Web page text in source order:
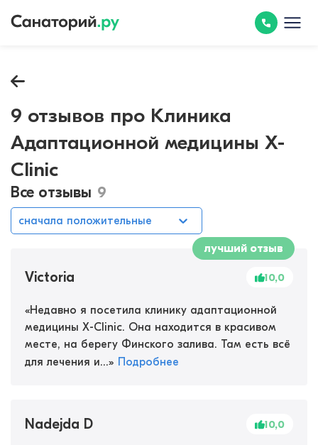
9 отзывов про Клиника
Адаптационной медицины X-
Clinic
Все отзывы 9
сначала положительные
лучший отзыв
Victoria 10,0
«Недавно я посетила клинику адаптационной
медицины X-Clinic. Она находится в красивом
месте, на берегу Финского залива. Там есть всё
для лечения и...» Подробнее
Nadejda D 10,0